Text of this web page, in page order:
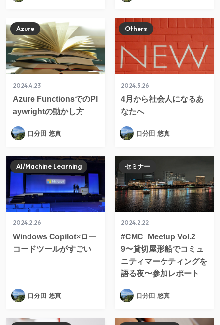
2024.4.23
Azure FunctionsでのPl
aywrightの動かし方
Azure
口分田 悠真
2024.3.26
4月から社会人になるあ
なたへ
Others
口分田 悠真
2024.2.26
Windows Copilot×ロー
コードツールがすごい
AI/Machine Learning
口分田 悠真
2024.2.22
#CMC_Meetup Vol.2
9〜貸切屋形船でコミュ
ニティマーケティングを
語る夜〜参加レポート
セミナー
口分田 悠真